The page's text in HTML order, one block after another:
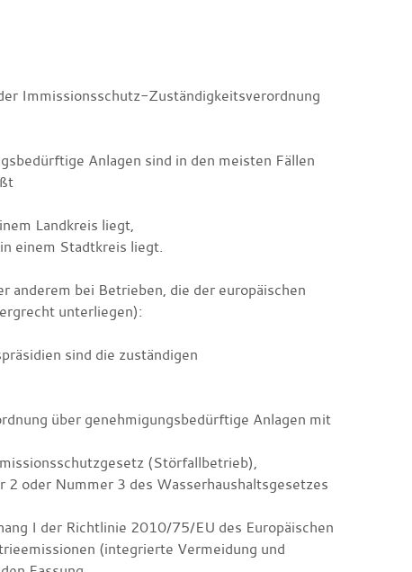
Immissionsschutz-Zuständigkeitsverordnung
Anlagen sind in den meisten Fällen
Landkreis liegt,
einem Stadtkreis liegt.
anderem bei Betrieben, die der europäischen
unterliegen):
sind die zuständigen
über genehmigungsbedürftige Anlagen mit
(Störfallbetrieb),
oder Nummer 3 des Wasserhaushaltsgesetzes
I der Richtlinie 2010/75/EU des Europäischen
(integrierte Vermeidung und